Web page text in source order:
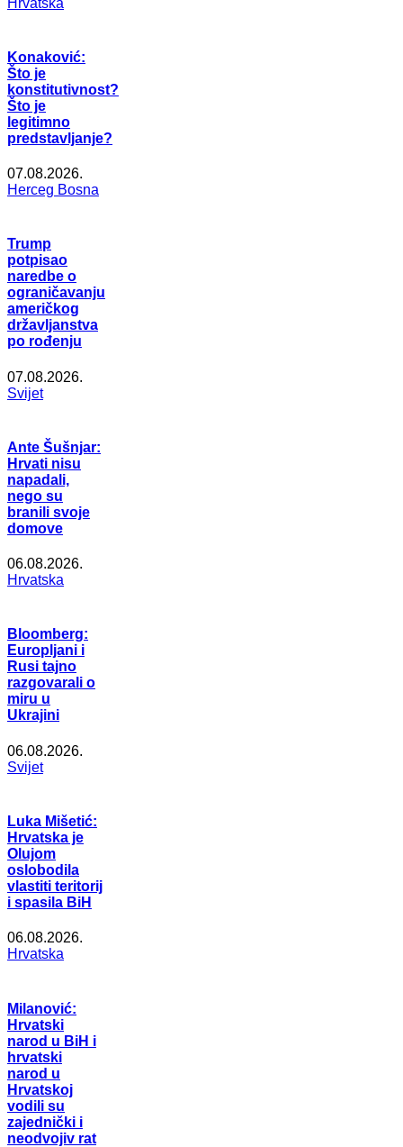
Konaković:
Što je
konstitutivnost?
Što je
legitimno
predstavljanje?
07.08.2026.
Herceg Bosna
Trump
potpisao
naredbe o
ograničavanju
američkog
državljanstva
po rođenju
07.08.2026.
Svijet
Ante Šušnjar:
Hrvati nisu
napadali,
nego su
branili svoje
domove
06.08.2026.
Hrvatska
Bloomberg:
Europljani i
Rusi tajno
razgovarali o
miru u
Ukrajini
06.08.2026.
Svijet
Luka Mišetić:
Hrvatska je
Olujom
oslobodila
vlastiti teritorij
i spasila BiH
06.08.2026.
Hrvatska
Milanović:
Hrvatski
narod u BiH i
hrvatski
narod u
Hrvatskoj
vodili su
zajednički i
neodvojiv rat